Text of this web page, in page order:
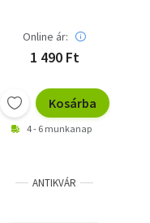
Online ár:
1 490 Ft
Kosárba
4 - 6 munkanap
ANTIKVÁR